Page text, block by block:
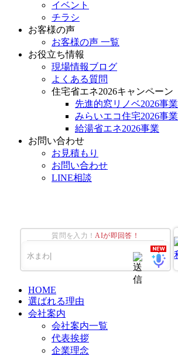
イベント
チラシ
お客様の声
お客様の声 一覧
お役立ち情報
現場情報ブログ
よくある質問
住宅省エネ2026キャンペーン
先進的窓リノベ2026事業
みらいエコ住宅2026事業
給湯省エネ2026事業
お問い合わせ
お見積もり
お問い合わせ
LINE相談
質問を入力！ AIが即回答！
HOME
選ばれる理由
会社案内
会社案内一覧
代表挨拶
企業理念